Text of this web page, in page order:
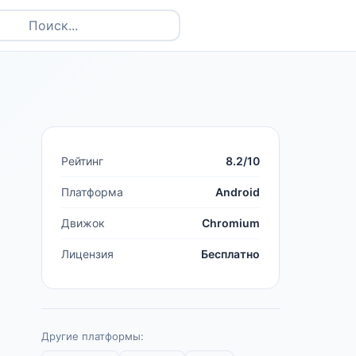
Рейтинг 8.2/10
Платформа Android
Движок Chromium
Лицензия Бесплатно
Другие платформы: